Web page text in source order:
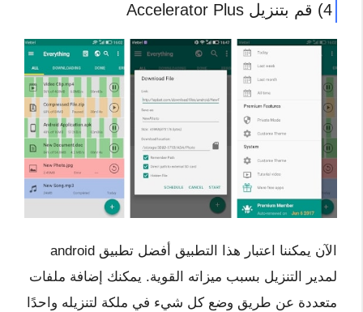
4) قم بتنزيل Accelerator Plus
الآن يمكننا اعتبار هذا التطبيق أفضل تطبيق android
لمدير التنزيل بسبب ميزاته القوية. يمكنك إضافة ملفات
متعددة عن طريق وضع كل شيء في ملكة لتنزيله واحدًا